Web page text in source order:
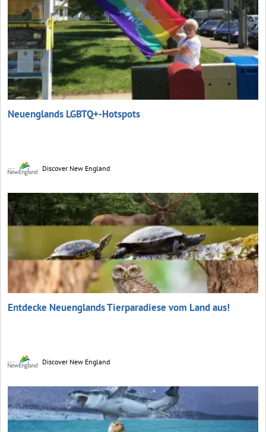
Neuenglands LGBTQ+-Hotspots
Discover New England
Entdecke Neuenglands Tierparadiese vom Land aus!
Discover New England